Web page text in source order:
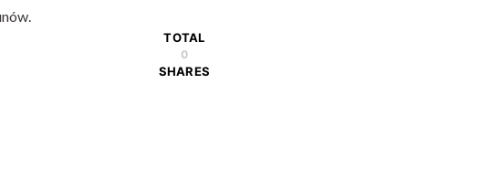
TOTAL
0
SHARES